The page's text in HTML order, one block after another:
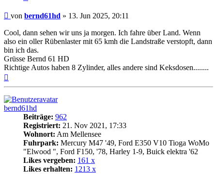
Beitrag
von bernd61hd » 13. Jun 2025, 20:11
Cool, dann sehen wir uns ja morgen. Ich fahre über Land. Wenn
also ein oller Rübenlaster mit 65 kmh die Landstraße verstopft, dann
bin ich das.
Grüsse Bernd 61 HD
Richtige Autos haben 8 Zylinder, alles andere sind Keksdosen........
bernd61hd
Beiträge: 962
Registriert: 21. Nov 2021, 17:33
Wohnort: Am Mellensee
Fuhrpark: Mercury M47 '49, Ford E350 V10 Tioga WoMo
"Elwood ", Ford F150, '78, Harley 1-9, Buick elektra '62
Likes vergeben: 161 x
Likes erhalten: 1213 x